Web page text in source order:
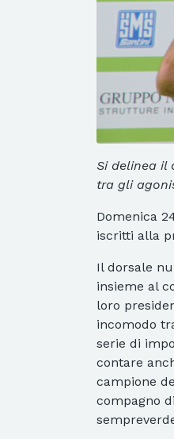
Si delinea il
tra gli
Domenica
iscritti alla
Il dorsale
insieme al
loro
incomodo
serie di
contare
campione
compagno